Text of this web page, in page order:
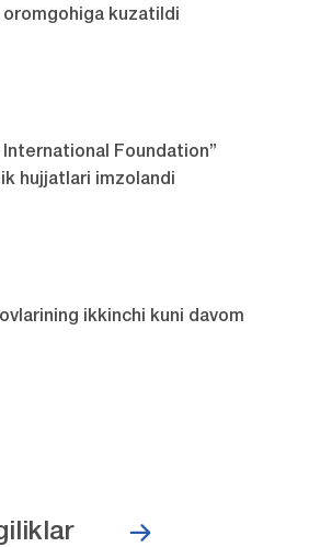
kuzatildi
International Foundation”
hujjatlari imzolandi
ikkinchi kuni davom